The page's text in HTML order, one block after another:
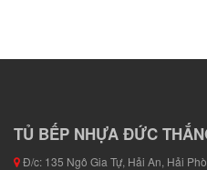
TỦ BẾP NHỰA ĐỨC
Đ/c: 135 Ngô Gia Tự, Hải An, Hải